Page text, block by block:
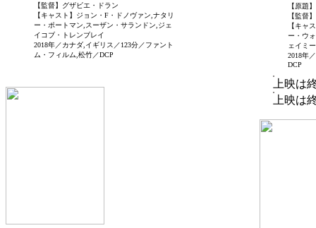
【監督】グザビエ・ドラン
【キャスト】ジョン・F・ドノヴァン,ナタリ
ー・ポートマン,スーザン・サランドン,ジェ
イコブ・トレンブレイ
2018年／カナダ,イギリス／123分／ファント
ム・フィルム,松竹／DCP
【原題
【監督
【キャ
ー・ウ
ェイミ
2018年
DCP
上映は
上映は